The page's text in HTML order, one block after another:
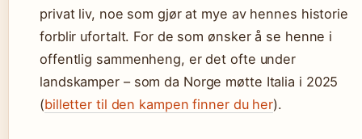
privat liv, noe som gjør at mye av hennes historie
forblir ufortalt. For de som ønsker å se henne i
offentlig sammenheng, er det ofte under
landskamper – som da Norge møtte Italia i 2025
(billetter til den kampen finner du her).